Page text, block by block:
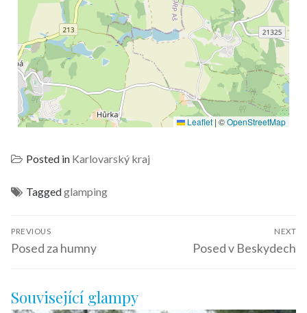
Leaflet |©OpenStreetMap
Posted in Karlovarský kraj
Taggedglamping
PREVIOUS
Posed za humny
NEXT
Posed v Beskydech
Související glampy